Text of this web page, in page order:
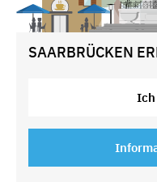
SAARBRÜCKEN
Ich